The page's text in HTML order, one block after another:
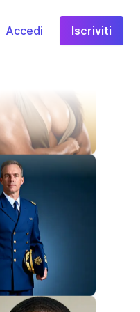
Accedi Iscriviti